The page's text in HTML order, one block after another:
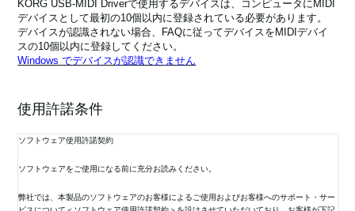
KORG USB-MIDI Driverで使用するデバイスは、コンピュータにMIDI
デバイスとして最初の10個以内に登録されている必要があります。
デバイスが認識されない場合、FAQに従ってデバイスをMIDIデバイ
スの10個以内に登録してください。
Windows でデバイスが認識できません
使用許諾条件
ソフトウェア使用許諾契約
ソフトウェアをご使用になる前に充分お読みください。
弊社では、本製品のソフトウェアのお客様によるご使用およびお客様へのサポート・サー